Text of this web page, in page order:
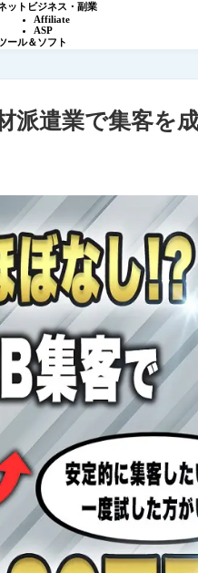
ットビジネス・副業
Affiliate
ASP
ール＆ソフト
派遣業で集客を